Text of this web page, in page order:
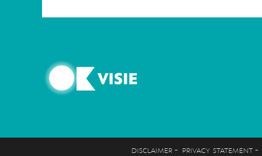
disclaimer - privacy statement -